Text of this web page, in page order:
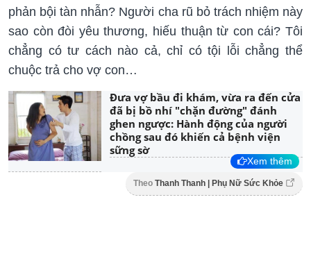
phản bội tàn nhẫn? Người cha rũ bỏ trách nhiệm này
sao còn đòi yêu thương, hiếu thuận từ con cái? Tôi
chẳng có tư cách nào cả, chỉ có tội lỗi chẳng thể
chuộc trả cho vợ con…
Đưa vợ bầu đi khám, vừa ra đến cửa
đã bị bồ nhí "chặn đường" đánh
ghen ngược: Hành động của người
chồng sau đó khiến cả bệnh viện
sững sờ
Xem thêm
Theo Thanh Thanh | Phụ Nữ Sức Khỏe